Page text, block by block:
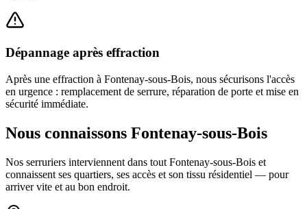
Dépannage après effraction
Après une effraction à Fontenay-sous-Bois, nous sécurisons l'accès
en urgence : remplacement de serrure, réparation de porte et mise en
sécurité immédiate.
Nous connaissons Fontenay-sous-Bois
Nos serruriers interviennent dans tout Fontenay-sous-Bois et
connaissent ses quartiers, ses accès et son tissu résidentiel — pour
arriver vite et au bon endroit.